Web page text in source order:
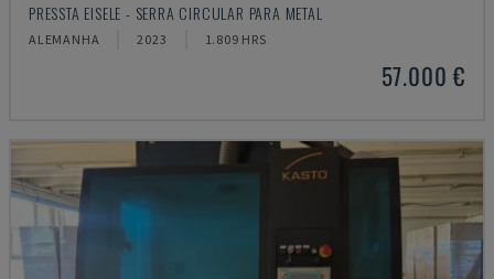
PRESSTA EISELE - SERRA CIRCULAR PARA METAL
ALEMANHA 2023 1.809 HRS
57.000 €